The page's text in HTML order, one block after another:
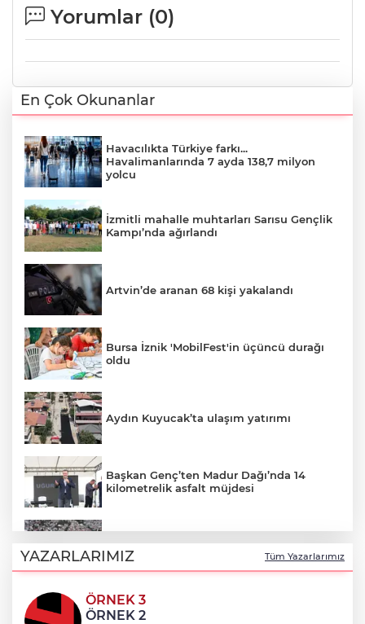
Yorumlar (0)
En Çok Okunanlar
Havacılıkta Türkiye farkı...
Havalimanlarında 7 ayda 138,7 milyon
yolcu
İzmitli mahalle muhtarları Sarısu Gençlik
Kampı’nda ağırlandı
Artvin’de aranan 68 kişi yakalandı
Bursa İznik 'MobilFest'in üçüncü durağı
oldu
Aydın Kuyucak’ta ulaşım yatırımı
Başkan Genç’ten Madur Dağı’nda 14
kilometrelik asfalt müjdesi
Manisa Salihli’de 4 caddeye sıcak asfalt
AgroGreen Bursa'da 80 şehir, 13 ülke
ağırlayacak
YAZARLARIMIZ Tüm Yazarlarımız
ÖRNEK 3
ÖRNEK 2